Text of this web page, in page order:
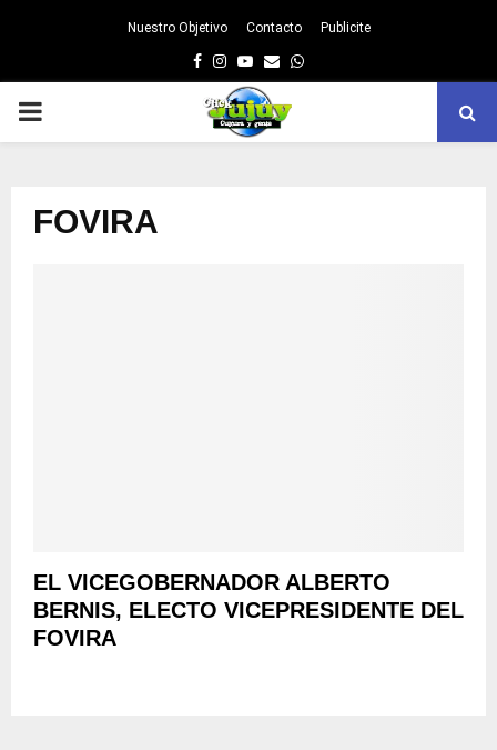
Nuestro Objetivo Contacto Publicite
Facebook
Instagram
Youtube
EmailWhatsapp
PRIMARY
FOVIRA
EL VICEGOBERNADOR ALBERTO
BERNIS, ELECTO VICEPRESIDENTE DEL
FOVIRA